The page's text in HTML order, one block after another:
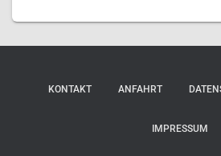
KONTAKT ANFAHRT
IMPRESSUM